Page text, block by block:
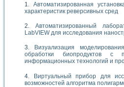
Автоматизированная
характеристик реверсивных сред
Автоматизированный
LabVIEW для исследования
Визуализация
обработки биопродуктов с
информационных технологий и
Виртуальный прибор для
возможностей алгоритма